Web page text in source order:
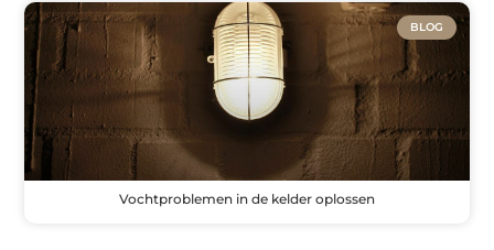
BLOG
Vochtproblemen in de kelder oplossen